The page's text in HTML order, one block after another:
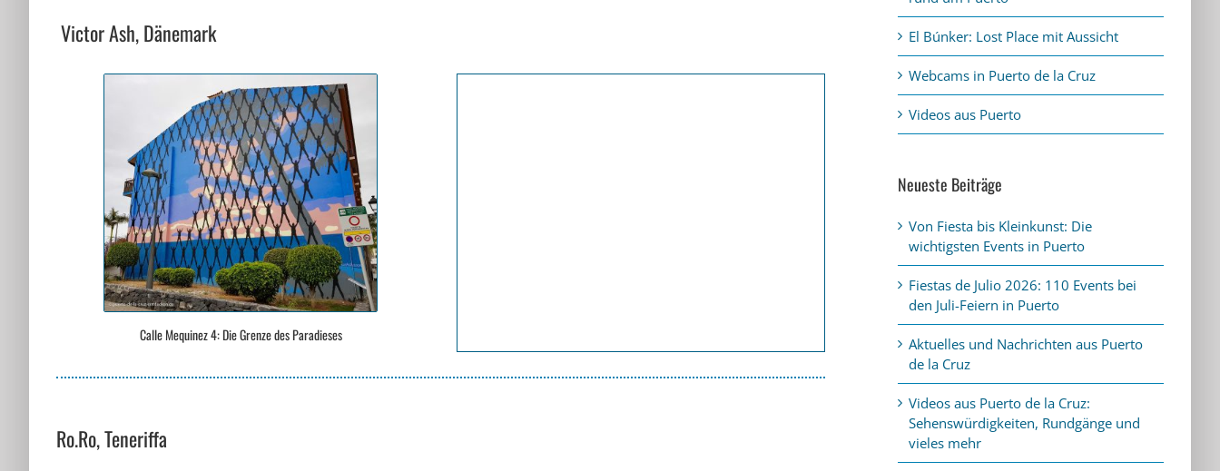
Victor Ash, Dänemark
Calle Mequinez 4: Die Grenze des Paradieses
Ro.Ro, Teneriffa
El Búnker: Lost Place mit Aussicht
Webcams in Puerto de la Cruz
Videos aus Puerto
Neueste Beiträge
Von Fiesta bis Kleinkunst: Die
wichtigsten Events in Puerto
Fiestas de Julio 2026: 110 Events bei
den Juli-Feiern in Puerto
Aktuelles und Nachrichten aus Puerto
de la Cruz
Videos aus Puerto de la Cruz:
Sehenswürdigkeiten, Rundgänge und
vieles mehr